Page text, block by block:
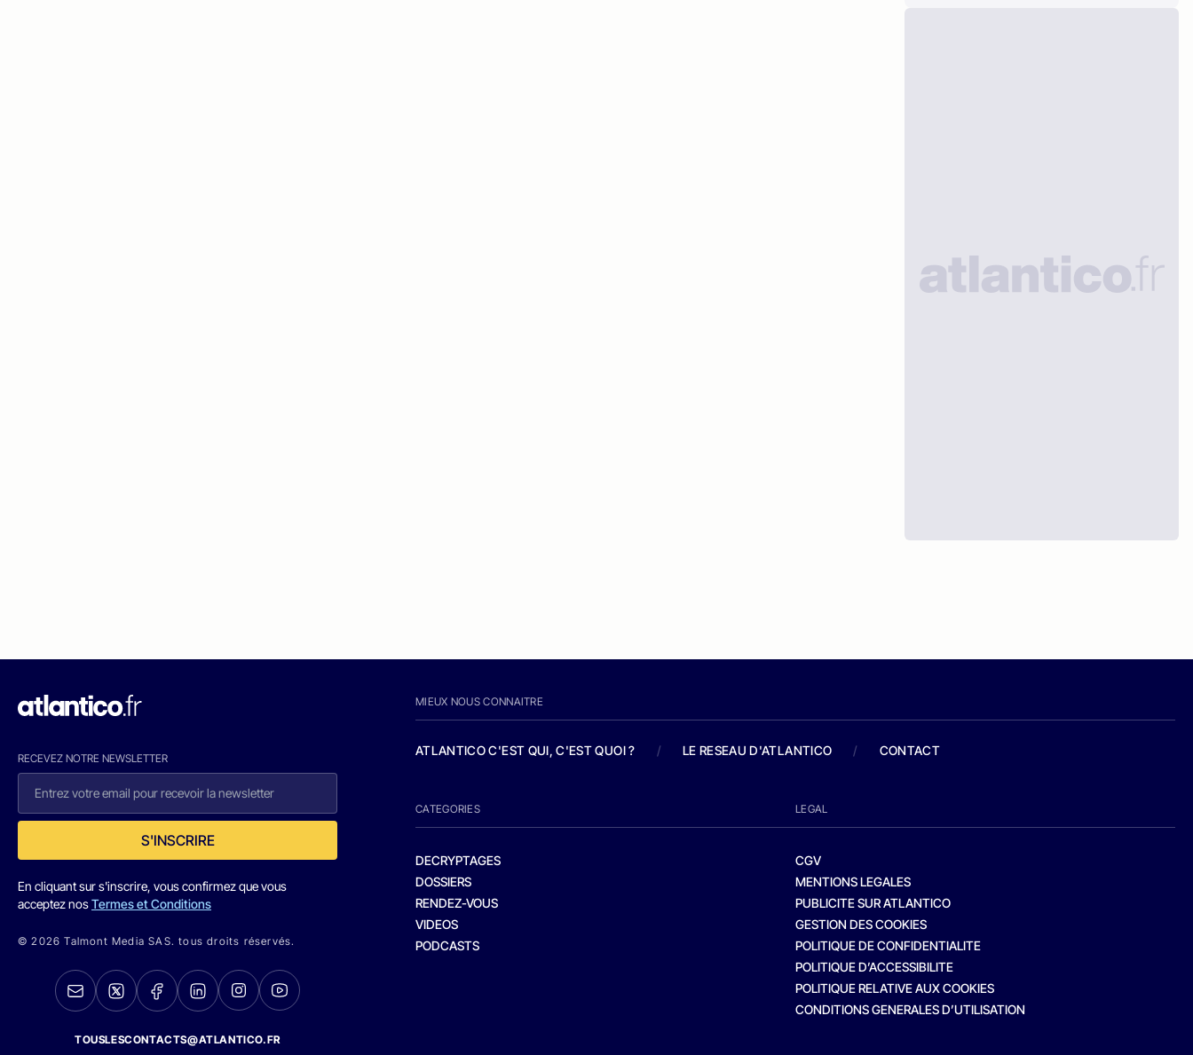
RECEVEZ NOTRE NEWSLETTER
S'INSCRIRE
En cliquant sur s'inscrire, vous confirmez que vous
acceptez nosTermes et Conditions
© 2026 Talmont Media SAS. tous droits réservés.
TOUSLESCONTACTS@ATLANTICO.FR
MIEUX NOUS CONNAITRE
ATLANTICO C'EST QUI, C'EST QUOI ? / LE RESEAU D'ATLANTICO / CONTACT
CATEGORIES
DECRYPTAGES
DOSSIERS
RENDEZ-VOUS
VIDEOS
PODCASTS
LEGAL
CGV
MENTIONS LEGALES
PUBLICITE SUR ATLANTICO
GESTION DES COOKIES
POLITIQUE DE CONFIDENTIALITE
POLITIQUE D’ACCESSIBILITE
POLITIQUE RELATIVE AUX COOKIES
CONDITIONS GENERALES D’UTILISATION